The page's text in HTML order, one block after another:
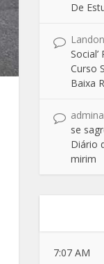
De
Landon
Curso
Baixa
se
Diário
mirim
7:07 AM